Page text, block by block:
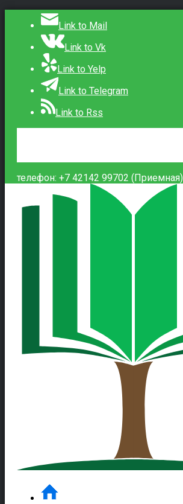
Link to Mail
Link to Vk
Link to Yelp
Link to Telegram
Link to Rss
телефон: +7 42142 99702 (Приемная)